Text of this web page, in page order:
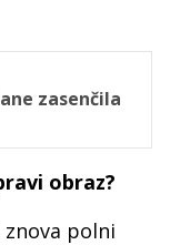
zasenčila
obraz?
polni